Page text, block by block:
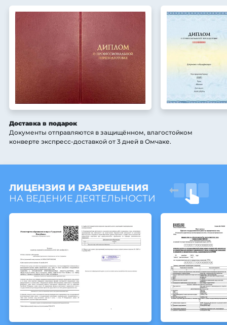
Доставка в подарок
Документы отправляются в защищённом, влагостойком
конверте экспресс-доставкой от 3 дней в Омчаке.
ЛИЦЕНЗИЯ И РАЗРЕШЕНИЯ
НА ВЕДЕНИЕ ДЕЯТЕЛЬНОСТИ